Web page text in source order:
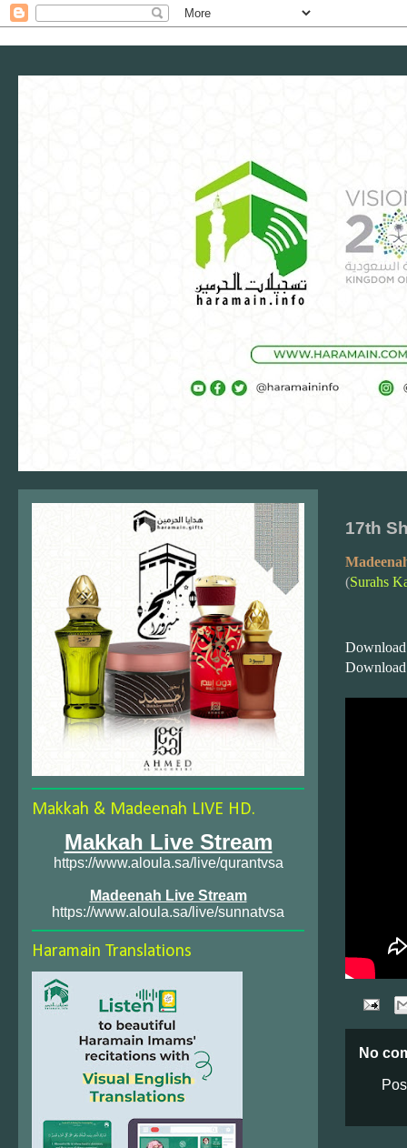
17th
(Surahs
No
Makkah & Madeenah LIVE HD.
Makkah Live Stream
https://www.aloula.sa/live/qurantvsa
Madeenah Live Stream
https://www.aloula.sa/live/sunnatvsa
Haramain Translations